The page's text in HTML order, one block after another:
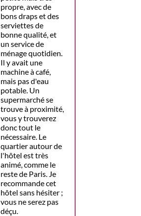
propre, avec de
bons draps et des
serviettes de
bonne qualité, et
un service de
ménage quotidien.
Il y avait une
machine à café,
mais pas d'eau
potable. Un
supermarché se
trouve à proximité,
vous y trouverez
donc tout le
nécessaire. Le
quartier autour de
l'hôtel est très
animé, comme le
reste de Paris. Je
recommande cet
hôtel sans hésiter ;
vous ne serez pas
déçu.